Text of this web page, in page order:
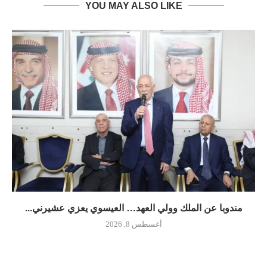
YOU MAY ALSO LIKE
مندوبا عن الملك وولي العهد… العيسوي يعزي عشيرني...
أغسطس 8, 2026